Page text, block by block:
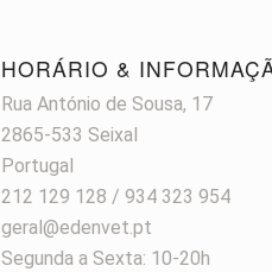
HORÁRIO &
Rua António de Sousa, 17
2865-533 Seixal
Portugal
212 129 128 / 934 323 954
geral@edenvet.pt
Segunda a Sexta: 10-20h